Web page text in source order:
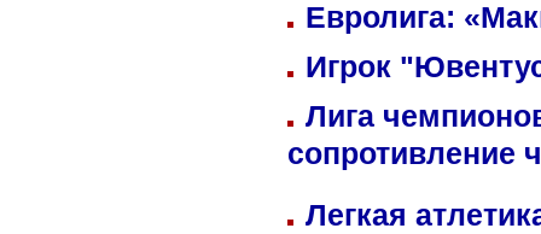
Евролига:
Игрок
Лига
сопротивление
Легкая